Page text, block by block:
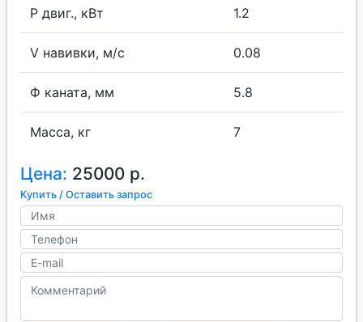
P двиг., кВт 1.2
V навивки, м/с 0.08
Ф каната, мм 5.8
Масса, кг 7
Цена: 25000 р.
Купить / Оставить запрос